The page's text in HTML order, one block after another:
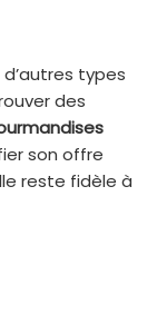
d’autres types
des
son offre
reste fidèle à